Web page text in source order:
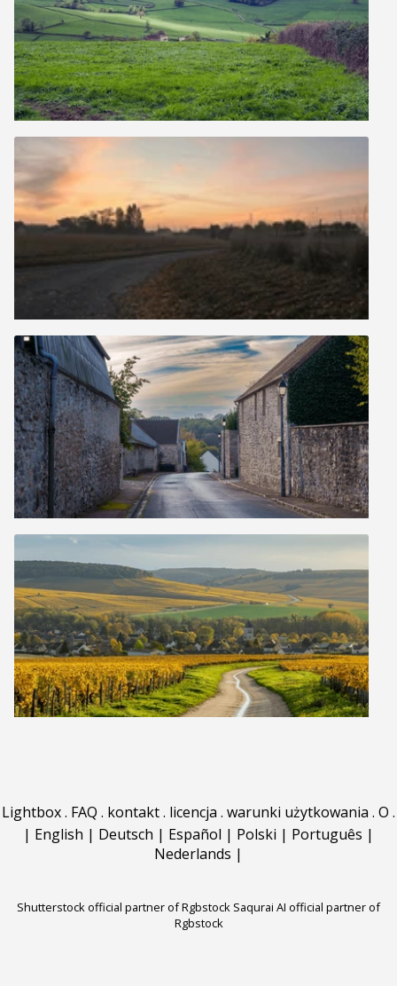
Lightbox. FAQ . kontakt. licencja . warunki użytkowania . O .
| English | Deutsch | Español | Polski | Português |
Nederlands |
Shutterstock official partner of Rgbstock Saqurai AI official partner of
Rgbstock